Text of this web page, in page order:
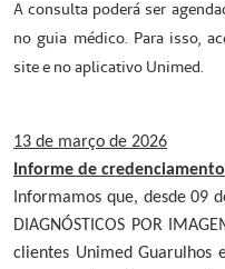
A consulta poderá ser
no guia médico. Para isso,
site e no aplicativo Unimed.
13 de março de 2026
Informe de credenciamento
Informamos que, desde 09
DIAGNÓSTICOS POR
clientes Unimed Guarulhos